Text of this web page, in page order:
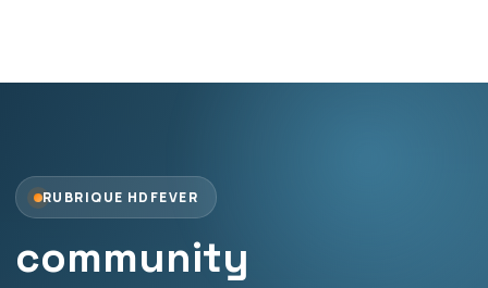
RUBRIQUE HDFEVER
community